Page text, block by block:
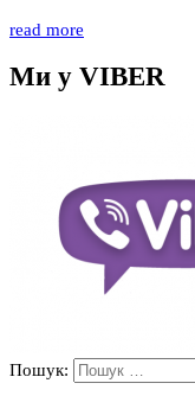
read more
Ми у VIBER
Пошук: